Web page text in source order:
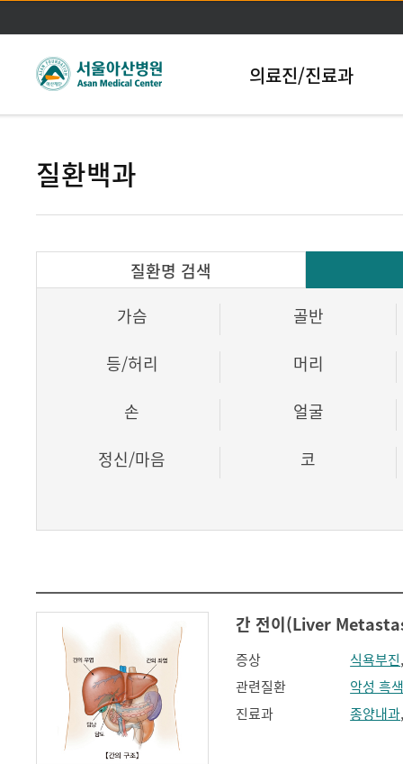
본문바로가기
의료진/진료과
질환백과
질환명 검색
가슴
골반
등/허리
머리
손
얼굴
정신/마음
코
간 전이(Liver
증상 식욕부진
관련질환
악성 흑
진료과
종양내과